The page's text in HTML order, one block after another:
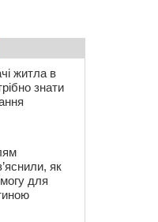
житла в
знати
як
для